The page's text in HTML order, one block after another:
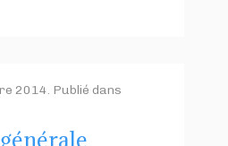
2014. Publié dans